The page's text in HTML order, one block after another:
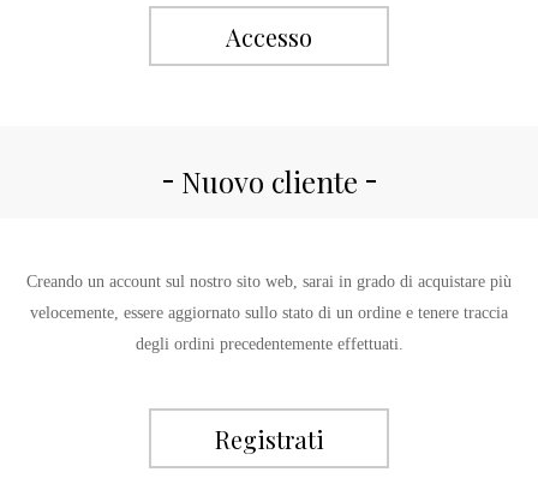
Nuovo cliente
Creando un account sul nostro sito web, sarai in grado di acquistare più
velocemente, essere aggiornato sullo stato di un ordine e tenere traccia
degli ordini precedentemente effettuati.